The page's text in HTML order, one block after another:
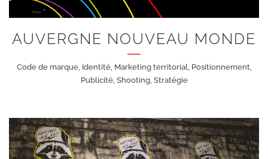
AUVERGNE NOUVEAU MONDE
Code de marque, Identité, Marketing territorial, Positionnement,
Publicité, Shooting, Stratégie